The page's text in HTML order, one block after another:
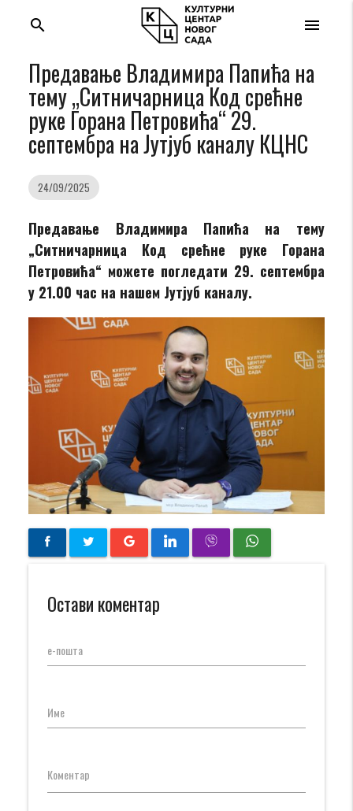
menu
search
Предавање Владимира Папића на
тему „Ситничарница Код срећне
руке Горана Петровића“ 29.
септембра на Јутјуб каналу КЦНС
24/09/2025
Предавање Владимира Папића на тему
„Ситничарница Код срећне руке Горана
Петровића“ можете погледати 29. септембра
у 21.00 час на нашем Јутјуб каналу.
Остави коментар
е-пошта
Име
Коментар